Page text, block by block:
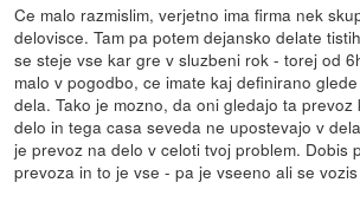
Ce malo razmislim, verjetno ima firma nek
delovisce. Tam pa potem dejansko delate
se steje vse kar gre v sluzbeni rok - torej od
malo v pogodbo, ce imate kaj definirano
dela. Tako je mozno, da oni gledajo ta prevoz
delo in tega casa seveda ne upostevajo v
je prevoz na delo v celoti tvoj problem. Dobis
prevoza in to je vse - pa je vseeno ali se